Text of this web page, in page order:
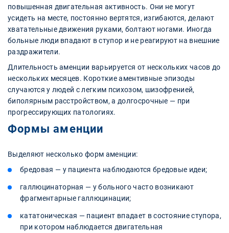
повышенная двигательная активность. Они не могут
усидеть на месте, постоянно вертятся, изгибаются, делают
хватательные движения руками, болтают ногами. Иногда
больные люди впадают в ступор и не реагируют на внешние
раздражители.
Длительность аменции варьируется от нескольких часов до
нескольких месяцев. Короткие аментивные эпизоды
случаются у людей с легким психозом, шизофренией,
биполярным расстройством, а долгосрочные — при
прогрессирующих патологиях.
Формы аменции
Выделяют несколько форм аменции:
бредовая — у пациента наблюдаются бредовые идеи;
галлюцинаторная — у больного часто возникают
фрагментарные галлюцинации;
кататоническая — пациент впадает в состояние ступора,
при котором наблюдается двигательная